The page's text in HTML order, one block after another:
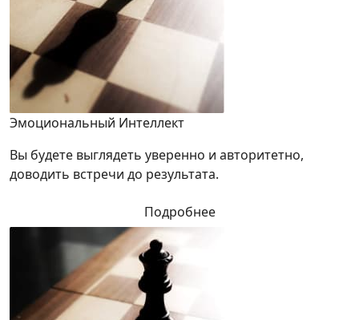
Эмоциональный Интеллект
Вы будете выглядеть уверенно и авторитетно,
доводить встречи до результата.
Подробнее